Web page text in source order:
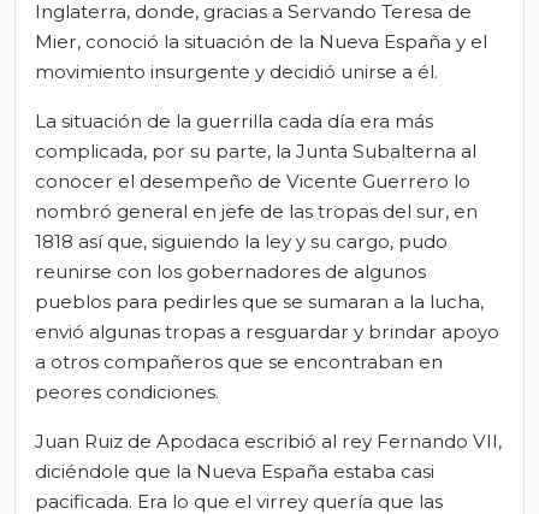
Inglaterra, donde, gracias a Servando Teresa de
Mier, conoció la situación de la Nueva España y el
movimiento insurgente y decidió unirse a él.
La situación de la guerrilla cada día era más
complicada, por su parte, la Junta Subalterna al
conocer el desempeño de Vicente Guerrero lo
nombró general en jefe de las tropas del sur, en
1818 así que, siguiendo la ley y su cargo, pudo
reunirse con los gobernadores de algunos
pueblos para pedirles que se sumaran a la lucha,
envió algunas tropas a resguardar y brindar apoyo
a otros compañeros que se encontraban en
peores condiciones.
Juan Ruiz de Apodaca escribió al rey Fernando VII,
diciéndole que la Nueva España estaba casi
pacificada. Era lo que el virrey quería que las